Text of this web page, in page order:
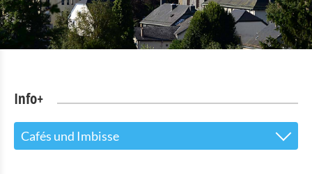
Info+
Cafés und Imbisse